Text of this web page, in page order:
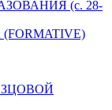
(c. 28-